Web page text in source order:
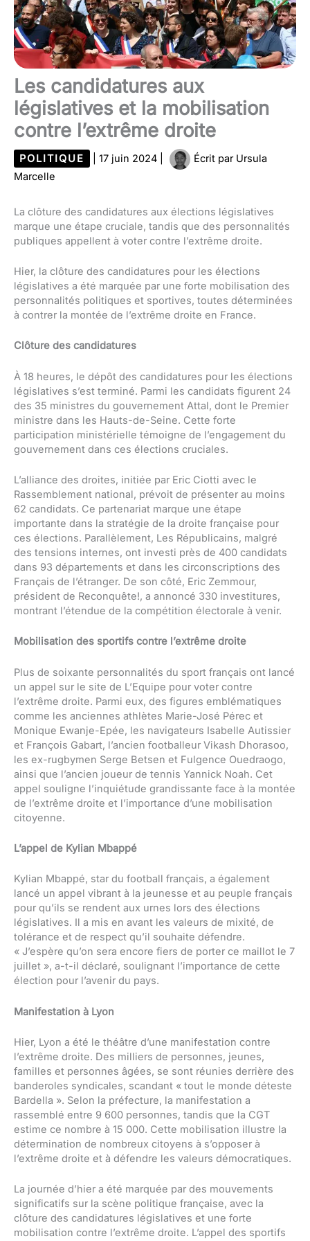
Les candidatures aux
législatives et la mobilisation
contre l’extrême droite
POLITIQUE 17 juin 2024 Écrit par Ursula
Marcelle
La clôture des candidatures aux élections législatives
marque une étape cruciale, tandis que des personnalités
publiques appellent à voter contre l’extrême droite.
Hier, la clôture des candidatures pour les élections
législatives a été marquée par une forte mobilisation des
personnalités politiques et sportives, toutes déterminées
à contrer la montée de l’extrême droite en France.
Clôture des candidatures
À 18 heures, le dépôt des candidatures pour les élections
législatives s’est terminé. Parmi les candidats figurent 24
des 35 ministres du gouvernement Attal, dont le Premier
ministre dans les Hauts-de-Seine. Cette forte
participation ministérielle témoigne de l’engagement du
gouvernement dans ces élections cruciales.
L’alliance des droites, initiée par Eric Ciotti avec le
Rassemblement national, prévoit de présenter au moins
62 candidats. Ce partenariat marque une étape
importante dans la stratégie de la droite française pour
ces élections. Parallèlement, Les Républicains, malgré
des tensions internes, ont investi près de 400 candidats
dans 93 départements et dans les circonscriptions des
Français de l’étranger. De son côté, Eric Zemmour,
président de Reconquête!, a annoncé 330 investitures,
montrant l’étendue de la compétition électorale à venir.
Mobilisation des sportifs contre l’extrême droite
Plus de soixante personnalités du sport français ont lancé
un appel sur le site de L’Equipe pour voter contre
l’extrême droite. Parmi eux, des figures emblématiques
comme les anciennes athlètes Marie-José Pérec et
Monique Ewanje-Epée, les navigateurs Isabelle Autissier
et François Gabart, l’ancien footballeur Vikash Dhorasoo,
les ex-rugbymen Serge Betsen et Fulgence Ouedraogo,
ainsi que l’ancien joueur de tennis Yannick Noah. Cet
appel souligne l’inquiétude grandissante face à la montée
de l’extrême droite et l’importance d’une mobilisation
citoyenne.
L’appel de Kylian Mbappé
Kylian Mbappé, star du football français, a également
lancé un appel vibrant à la jeunesse et au peuple français
pour qu’ils se rendent aux urnes lors des élections
législatives. Il a mis en avant les valeurs de mixité, de
tolérance et de respect qu’il souhaite défendre.
« J’espère qu’on sera encore fiers de porter ce maillot le 7
juillet », a-t-il déclaré, soulignant l’importance de cette
élection pour l’avenir du pays.
Manifestation à Lyon
Hier, Lyon a été le théâtre d’une manifestation contre
l’extrême droite. Des milliers de personnes, jeunes,
familles et personnes âgées, se sont réunies derrière des
banderoles syndicales, scandant « tout le monde déteste
Bardella ». Selon la préfecture, la manifestation a
rassemblé entre 9 600 personnes, tandis que la CGT
estime ce nombre à 15 000. Cette mobilisation illustre la
détermination de nombreux citoyens à s’opposer à
l’extrême droite et à défendre les valeurs démocratiques.
La journée d’hier a été marquée par des mouvements
significatifs sur la scène politique française, avec la
clôture des candidatures législatives et une forte
mobilisation contre l’extrême droite. L’appel des sportifs